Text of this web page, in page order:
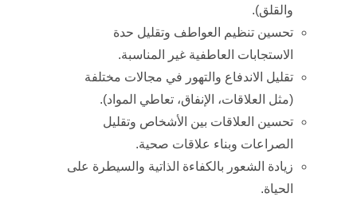
والقلق).
تحسين تنظيم العواطف وتقليل حدة
الاستجابات العاطفية غير المناسبة.
تقليل الاندفاع والتهور في مجالات مختلفة
(مثل العلاقات، الإنفاق، تعاطي المواد).
تحسين العلاقات بين الأشخاص وتقليل
الصراعات وبناء علاقات صحية.
زيادة الشعور بالكفاءة الذاتية والسيطرة على
الحياة.